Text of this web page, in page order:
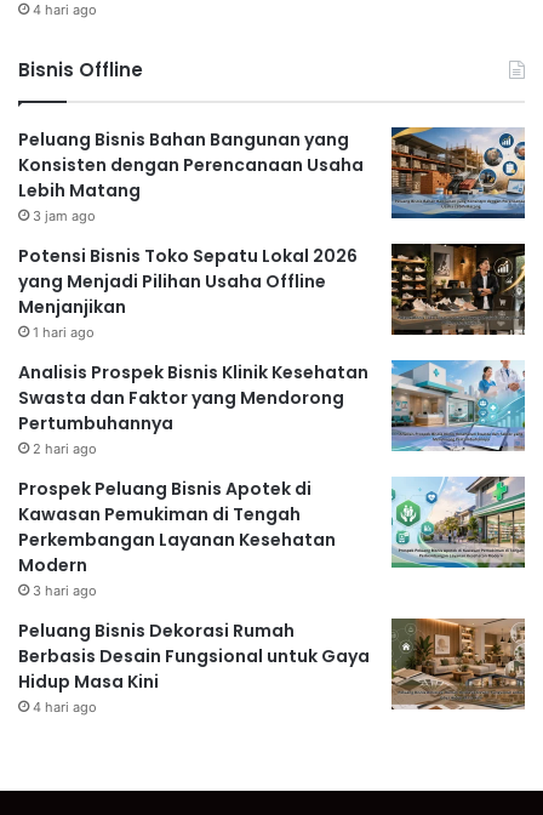
4 hari ago
Bisnis Offline
Peluang Bisnis Bahan Bangunan yang
Konsisten dengan Perencanaan Usaha
Lebih Matang
3 jam ago
Potensi Bisnis Toko Sepatu Lokal 2026
yang Menjadi Pilihan Usaha Offline
Menjanjikan
1 hari ago
Analisis Prospek Bisnis Klinik Kesehatan
Swasta dan Faktor yang Mendorong
Pertumbuhannya
2 hari ago
Prospek Peluang Bisnis Apotek di
Kawasan Pemukiman di Tengah
Perkembangan Layanan Kesehatan
Modern
3 hari ago
Peluang Bisnis Dekorasi Rumah
Berbasis Desain Fungsional untuk Gaya
Hidup Masa Kini
4 hari ago